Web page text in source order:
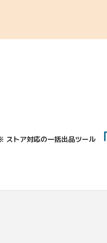
ストア対応の一括出品ツール